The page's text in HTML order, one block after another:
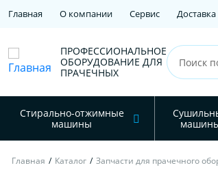
Главная О компании Сервис Доставка
ПРОФЕССИОНАЛЬНОЕ
ОБОРУДОВАНИЕ ДЛЯ
ПРАЧЕЧНЫХ
Стирально-отжимные
машины
Главная / Каталог / Запчасти для прачечного